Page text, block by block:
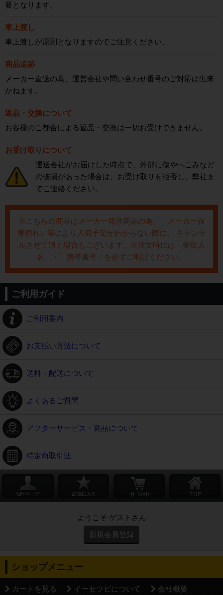
要となります。
車上渡し
車上渡しが原則となりますのでご注意ください。
商品追跡
メーカー直送の為、運営会社や問い合わせ番号のご対応は出来
かねます。
返品・交換について
お客様のご都合による返品・交換は一切お受けできません。
お受け取りについて
運送会社がお届けした時点で、外部に傷やへこみなど
の破損があった場合は、お受け取りを拒否し、弊社ま
でご連絡ください。
※こちらの商品はメーカー発注商品の為、「メーカー在
庫切れ」等により入荷予定がわからない際に、 キャンセ
ルさせて頂く場合もございます。※注文時には「受取人
名」・「携帯番号」を必ずご明記ください。
ご利用ガイド
ご利用案内
お支払い方法について
送料・配送について
よくあるご質問
アフターサービス・返品について
特定商取引法
ようこそ ゲストさん
新規会員登録
ショップメニュー
カートを見る イーセツビについて 会社概要